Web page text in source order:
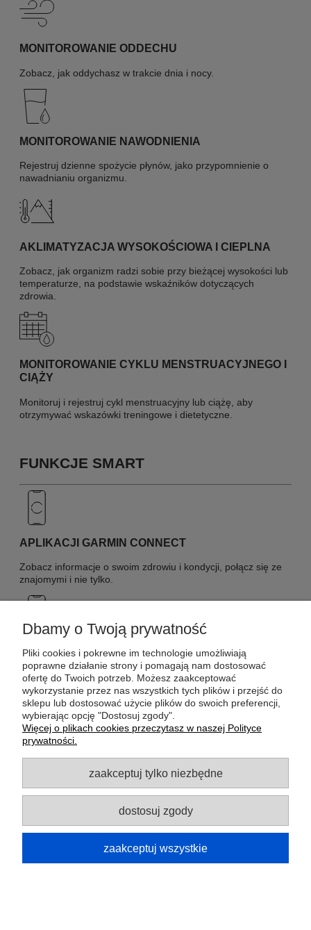
MONITOROWANIE ODDECHU
Zobacz, jak oddychasz w trakcie dnia i nocy.
MONITOROWANIE NAWODNIENIA
Rejestruj dzienne spożycie płynów, jako przypomnienie o
nawadnianiu organizmu.
AKLIMATYZACJA WYSOKOŚCIOWA I CIEPLNA
Zobacz, jak organizm radzi sobie przy bieżącej wysokości lub
temperaturze, na podstawie wskaźników dotyczących
zdrowia.
MONITOROWANIE CYKLU MENSTRUACYJNEGO I
CIĄŻY
Monitoruj i rejestruj cykl menstruacyjny lub ciążę, aby
otrzymywać wskazówki treningowe i dietetyczne.
FUNKCJE SMART
APLIKACJI GARMIN CONNECT
Zobacz informacje o swoim zdrowiu i kondycji, połącz się ze
znajomymi i nie tylko.
APLIKACJA GARMIN MESSENGER™
Komunikuj się za pomocą dwukierunkowych wiadomości
tekstowych 6z poziomu swojego nadgarstka.
POWIADOMIENIA Z TELEFONU
Wiadomości e-mail, SMS-y i alerty możesz odbierać
bezpośrednio na zegarku sparowanym ze zgodnym
smartfonem iPhone® lub Android™.
Dbamy o Twoją prywatność
Pliki cookies i pokrewne im technologie umożliwiają
poprawne działanie strony i pomagają nam dostosować
ofertę do Twoich potrzeb. Możesz zaakceptować
wykorzystanie przez nas wszystkich tych plików i przejść do
sklepu lub dostosować użycie plików do swoich preferencji,
wybierając opcję "Dostosuj zgody".
Więcej o plikach cookies przeczytasz w naszej Polityce
prywatności.
zaakceptuj tylko niezbędne
dostosuj zgody
zaakceptuj wszystkie